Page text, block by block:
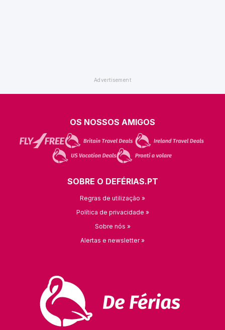
OS NOSSOS AMIGOS
SOBRE O DEFÉRIAS.PT
Regras de utilização »
Política de privacidade »
Sobre nós »
Alertas e newsletter »